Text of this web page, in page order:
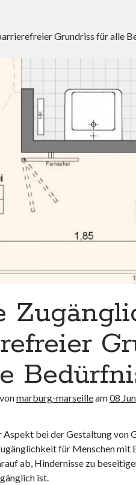
Grundriss für alle
marburg-marseilleam08
bei der Gestaltung von
für Menschen mit
ab, Hindernisse zu
ist.